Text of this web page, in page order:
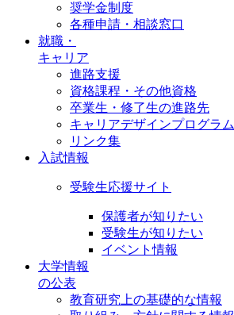
奨学金制度
各種申請・相談窓口
就職・
キャリア
進路支援
資格課程・その他資格
卒業生・修了生の進路先
キャリアデザインプログラム
リンク集
入試情報
受験生応援サイト
保護者が知りたい
受験生が知りたい
イベント情報
大学情報
の公表
教育研究上の基礎的な情報